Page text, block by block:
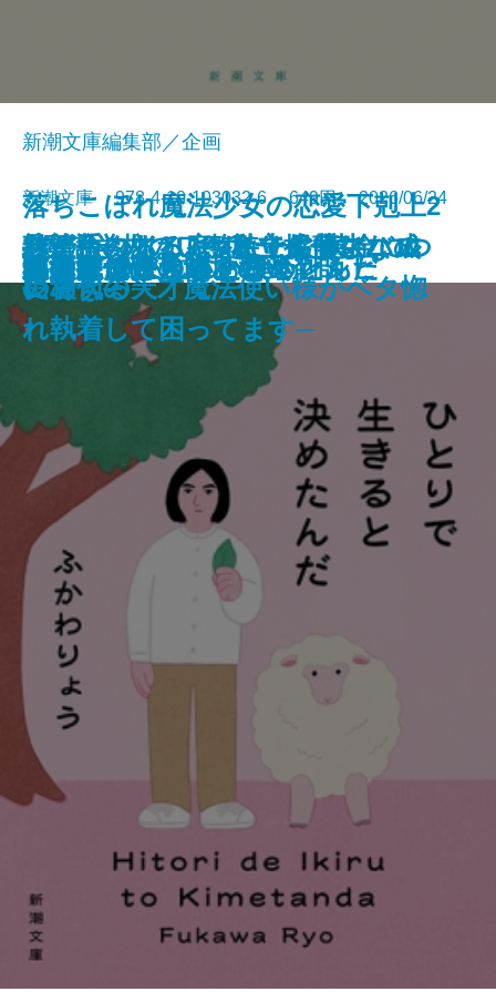
ともぐい
リリアン
脇役探偵は見逃さない
隣人
絞首台のある庭─私立探偵マニ
ー・ムーン─
聖女が、壺
龍の隠し子 幽世の薬剤師
プレゼント
あなたはここにいなくとも
きろくのほん
新潮文庫編集部／企画
新潮文庫 978-4-10-103032-6 649円 2026/06/24
文庫
ひとりで生きると決めたんだ
成瀬は信じた道をいく
君が手にするはずだった黄金につ
いて
熟達論─人はいつまでも学び、成
長できる─
星を織る
ロボットが泣いた夜
血道
バイ・タイム─整時士佐藤スバル
の哀切─
落ちこぼれ魔法少女の恋愛下剋上2
─魔法学校のワケあり劣等生なの
に稀代の天才魔法使い様がベタ惚
れ執着して困ってます─
小公女たちのしあわせレシピ